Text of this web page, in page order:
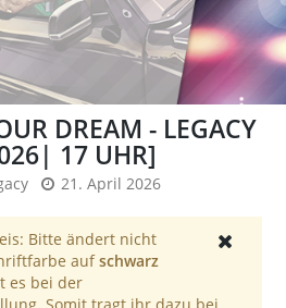
DREAM - LEGACY
17 UHR]
21. April 2026
Bitte ändert nicht
aufschwarz
es bei der